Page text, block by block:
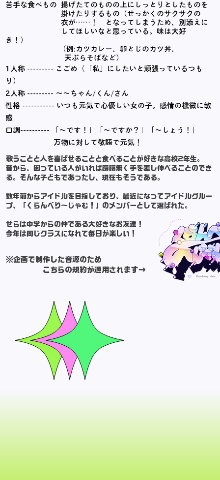
歌うことと人を喜ばせることと食べることが好きな高校2年生。
昔から、困っている人がいれば躊躇無く手を差し伸べることのでき
る。そんな子どもであったし、現在もそうである。
数年前からアイドルを目指しており、最近になってアイドルグルー
プ、「くらんべり～じゃむ！」のメンバーとして選ばれた。
せらは中学からの仲である大好きなお友達！
今年は同じクラスになれて毎日が楽しい！
苦手な食べもの 揚げたてのものの上にしっとりとしたものを
掛けたりするもの（せっかくのサクサクの
衣が……！ となってしまうため、別添えに
してほしいなと思っている。味は大好
き！）
（例:カツカレー、 卵とじのカツ丼、
天ぷらそばなど）
1人称 --------- こごめ（「私」にしたいと頑張っているつも
り）
2人称 --------- ～～ちゃん/くん/さん
​性格 ----------- いつも元気で心優しい女の子。感情の機微に敏
感
​口調---------- 「～です！」「～ですか？」「～しょう！」
万物に対して敬語で元気！
※企画で制作した音源のため
こちらの規約が​適用されます→